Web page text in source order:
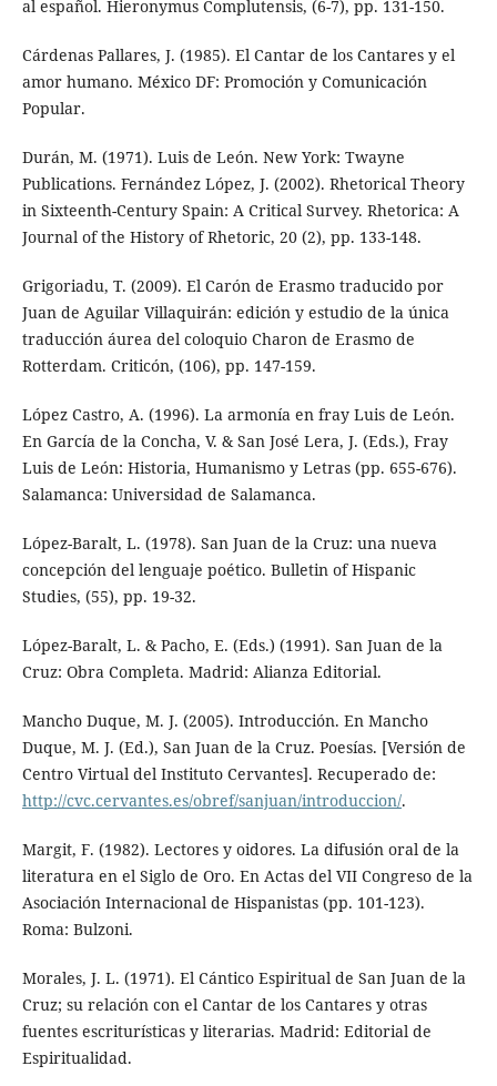
al español. Hieronymus Complutensis, (6-7), pp. 131-150.
Cárdenas Pallares, J. (1985). El Cantar de los Cantares y el
amor humano. México DF: Promoción y Comunicación
Popular.
Durán, M. (1971). Luis de León. New York: Twayne
Publications. Fernández López, J. (2002). Rhetorical Theory
in Sixteenth-Century Spain: A Critical Survey. Rhetorica: A
Journal of the History of Rhetoric, 20 (2), pp. 133-148.
Grigoriadu, T. (2009). El Carón de Erasmo traducido por
Juan de Aguilar Villaquirán: edición y estudio de la única
traducción áurea del coloquio Charon de Erasmo de
Rotterdam. Criticón, (106), pp. 147-159.
López Castro, A. (1996). La armonía en fray Luis de León.
En García de la Concha, V. & San José Lera, J. (Eds.), Fray
Luis de León: Historia, Humanismo y Letras (pp. 655-676).
Salamanca: Universidad de Salamanca.
López-Baralt, L. (1978). San Juan de la Cruz: una nueva
concepción del lenguaje poético. Bulletin of Hispanic
Studies, (55), pp. 19-32.
López-Baralt, L. & Pacho, E. (Eds.) (1991). San Juan de la
Cruz: Obra Completa. Madrid: Alianza Editorial.
Mancho Duque, M. J. (2005). Introducción. En Mancho
Duque, M. J. (Ed.), San Juan de la Cruz. Poesías. [Versión de
Centro Virtual del Instituto Cervantes]. Recuperado de:
http://cvc.cervantes.es/obref/sanjuan/introduccion/.
Margit, F. (1982). Lectores y oidores. La difusión oral de la
literatura en el Siglo de Oro. En Actas del VII Congreso de la
Asociación Internacional de Hispanistas (pp. 101-123).
Roma: Bulzoni.
Morales, J. L. (1971). El Cántico Espiritual de San Juan de la
Cruz; su relación con el Cantar de los Cantares y otras
fuentes escriturísticas y literarias. Madrid: Editorial de
Espiritualidad.